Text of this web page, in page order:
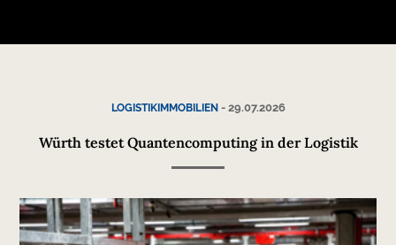
LOGISTIKIMMOBILIEN- 29.07.2026
Würth testet Quantencomputing in der Logistik